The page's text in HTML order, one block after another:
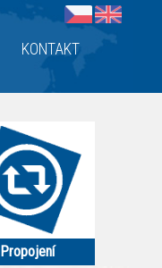
KONTAKT
Propojení